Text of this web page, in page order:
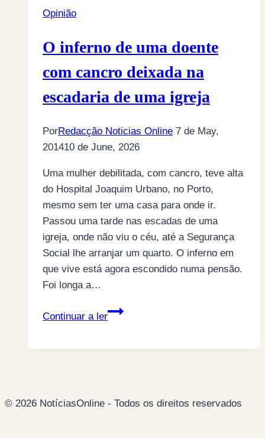
Opinião
O inferno de uma doente
com cancro deixada na
escadaria de uma igreja
PorRedacção Noticias Online 7 de May,
201410 de June, 2026
Uma mulher debilitada, com cancro, teve alta
do Hospital Joaquim Urbano, no Porto,
mesmo sem ter uma casa para onde ir.
Passou uma tarde nas escadas de uma
igreja, onde não viu o céu, até a Segurança
Social lhe arranjar um quarto. O inferno em
que vive está agora escondido numa pensão.
Foi longa a…
Continuar a ler
O
cancro
© 2026 NotíciasOnline - Todos os direitos reservados